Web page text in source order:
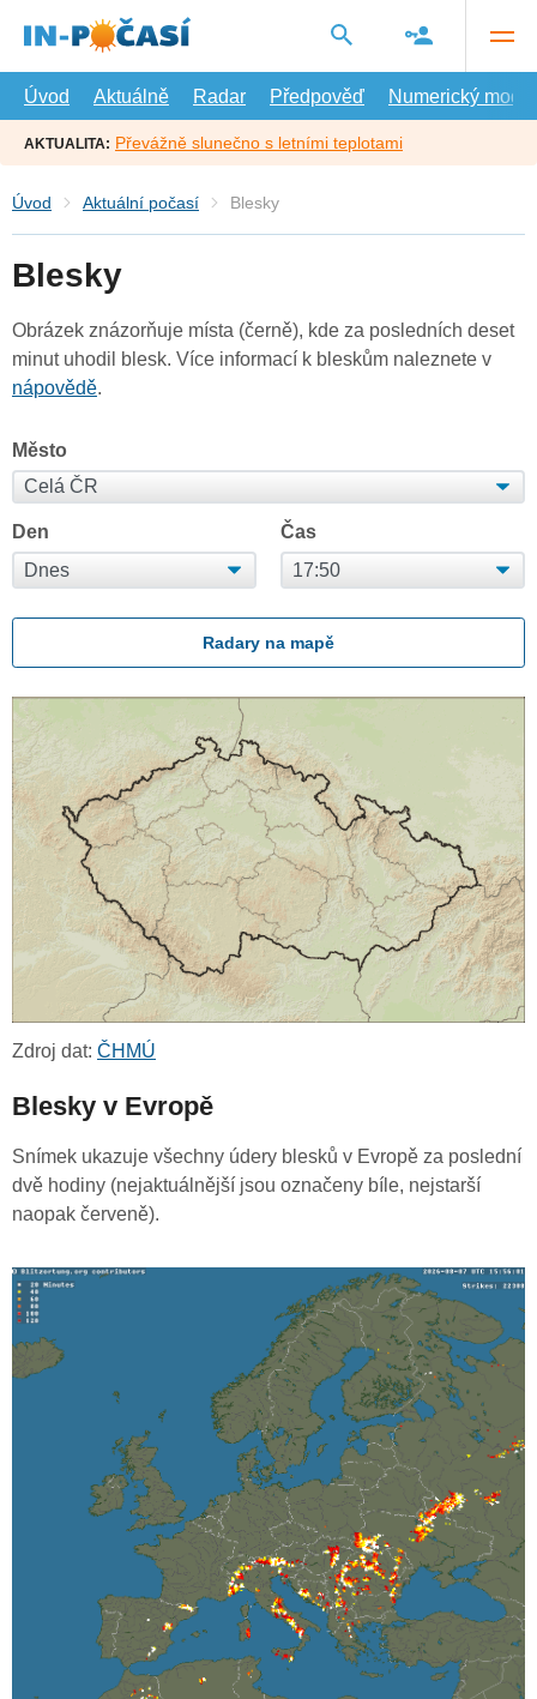
hlavní
Úvod
Aktuálně Radar Předpověď Numerický model
AKTUALITA: Převážně slunečno s letními teplotami
Úvod Aktuální počasí Blesky
Blesky
Obrázek znázorňuje místa (černě), kde za posledních deset
minut uhodil blesk. Více informací k bleskům naleznete v
nápovědě.
Město
Den Čas
Radary na mapě
Zdroj dat: ČHMÚ
Blesky v Evropě
Snímek ukazuje všechny údery blesků v Evropě za poslední
dvě hodiny (nejaktuálnější jsou označeny bíle, nejstarší
naopak červeně).